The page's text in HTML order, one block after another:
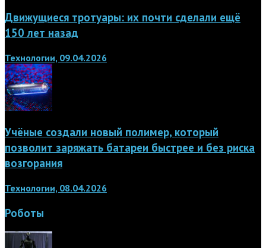
Движущиеся тротуары: их почти сделали ещё
150 лет назад
Технологии, 09.04.2026
Учёные создали новый полимер, который
позволит заряжать батареи быстрее и без риска
возгорания
Технологии, 08.04.2026
Роботы